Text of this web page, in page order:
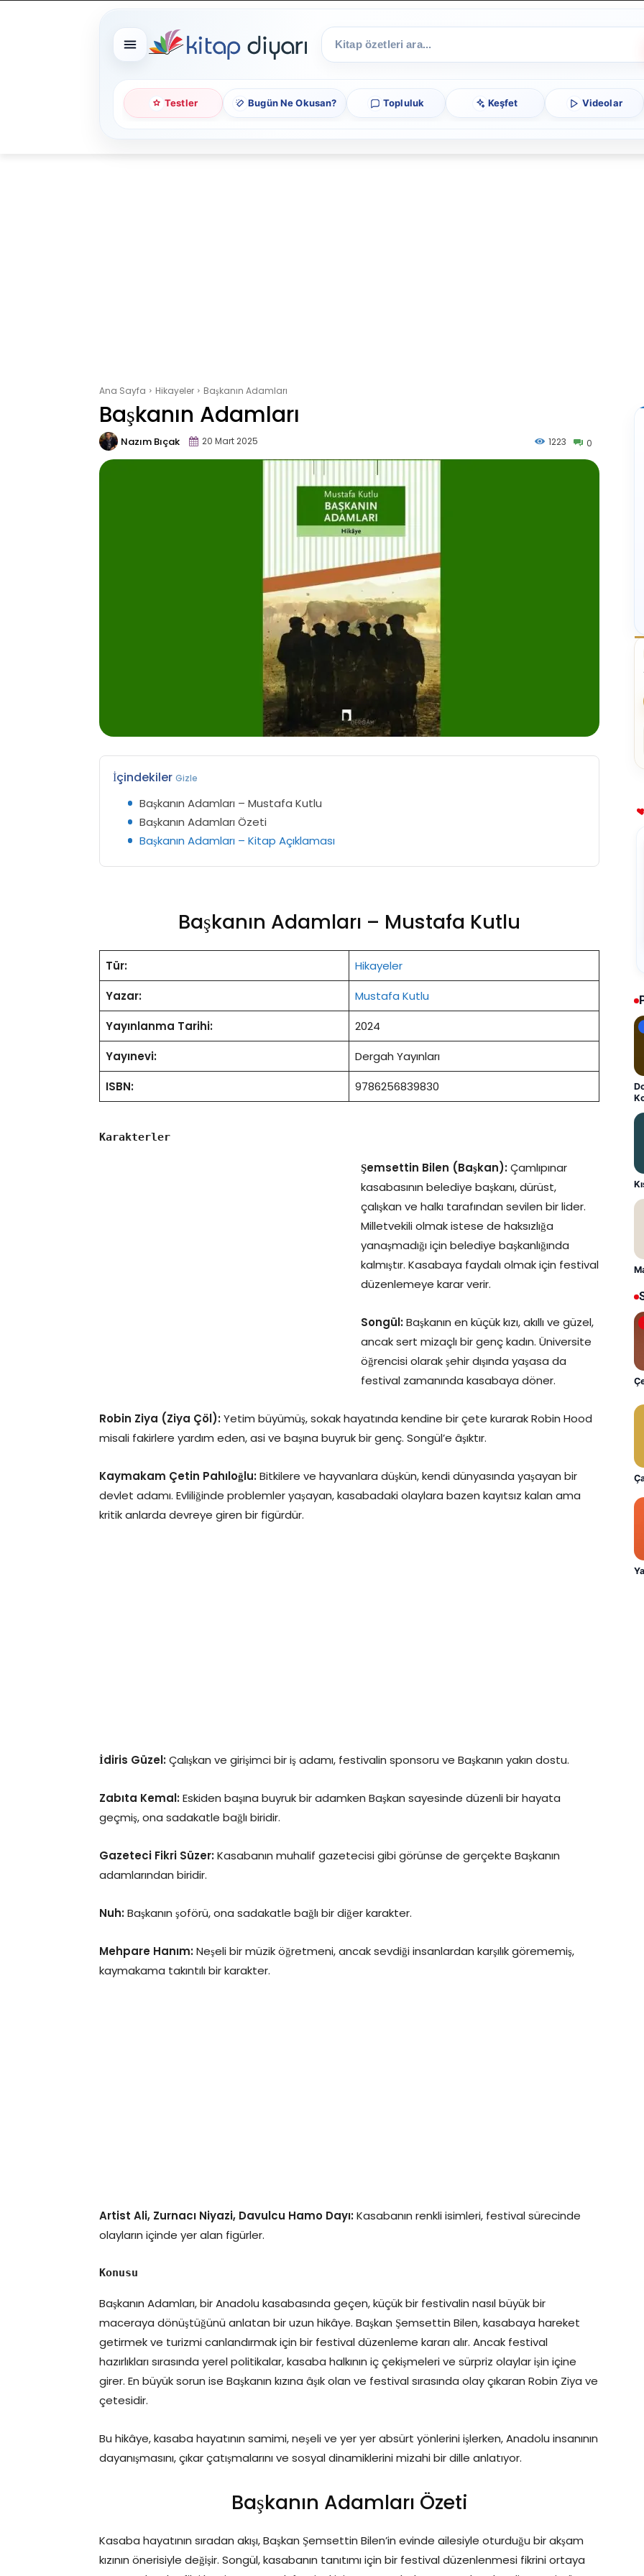
Testler Bugün Ne Okusan? Topluluk Keşfet Videolar
Ana Sayfa Hikayeler Başkanın Adamları
Başkanın Adamları
Nazım Bıçak 20 Mart 2025 0
1223
İçindekiler Gizle
Başkanın Adamları – Mustafa Kutlu
Başkanın Adamları Özeti
Başkanın Adamları – Kitap Açıklaması
Başkanın Adamları – Mustafa Kutlu
Tür:
Hikayeler
Yazar:
Mustafa Kutlu
Yayınlanma Tarihi:
2024
Yayınevi:
Dergah Yayınları
ISBN:
9786256839830
Karakterler
Şemsettin Bilen (Başkan):Çamlıpınar
kasabasının belediye başkanı, dürüst,
çalışkan ve halkı tarafından sevilen bir lider.
Milletvekili olmak istese de haksızlığa
yanaşmadığı için belediye başkanlığında
kalmıştır. Kasabaya faydalı olmak için festival
düzenlemeye karar verir.
Songül:Başkanın en küçük kızı, akıllı ve güzel,
ancak sert mizaçlı bir genç kadın. Üniversite
öğrencisi olarak şehir dışında yaşasa da
festival zamanında kasabaya döner.
Robin Ziya (Ziya Çöl):Yetim büyümüş, sokak hayatında kendine bir çete kurarak Robin Hood
misali fakirlere yardım eden, asi ve başına buyruk bir genç. Songül’e âşıktır.
Kaymakam Çetin Pahıloğlu:Bitkilere ve hayvanlara düşkün, kendi dünyasında yaşayan bir
devlet adamı. Evliliğinde problemler yaşayan, kasabadaki olaylara bazen kayıtsız kalan ama
kritik anlarda devreye giren bir figürdür.
İdiris Güzel:Çalışkan ve girişimci bir iş adamı, festivalin sponsoru ve Başkanın yakın dostu.
Zabıta Kemal:Eskiden başına buyruk bir adamken Başkan sayesinde düzenli bir hayata
geçmiş, ona sadakatle bağlı biridir.
Gazeteci Fikri Süzer:Kasabanın muhalif gazetecisi gibi görünse de gerçekte Başkanın
adamlarından biridir.
Nuh:Başkanın şoförü, ona sadakatle bağlı bir diğer karakter.
Mehpare Hanım:Neşeli bir müzik öğretmeni, ancak sevdiği insanlardan karşılık görememiş,
kaymakama takıntılı bir karakter.
Artist Ali, Zurnacı Niyazi, Davulcu Hamo Dayı:Kasabanın renkli isimleri, festival sürecinde
olayların içinde yer alan figürler.
Konusu
Başkanın Adamları, bir Anadolu kasabasında geçen, küçük bir festivalin nasıl büyük bir
maceraya dönüştüğünü anlatan bir uzun hikâye. Başkan Şemsettin Bilen, kasabaya hareket
getirmek ve turizmi canlandırmak için bir festival düzenleme kararı alır. Ancak festival
hazırlıkları sırasında yerel politikalar, kasaba halkının iç çekişmeleri ve sürpriz olaylar işin içine
girer. En büyük sorun ise Başkanın kızına âşık olan ve festival sırasında olay çıkaran Robin Ziya ve
çetesidir.
Bu hikâye, kasaba hayatının samimi, neşeli ve yer yer absürt yönlerini işlerken, Anadolu insanının
dayanışmasını, çıkar çatışmalarını ve sosyal dinamiklerini mizahi bir dille anlatıyor.
Başkanın Adamları Özeti
Kasaba hayatının sıradan akışı, Başkan Şemsettin Bilen’in evinde ailesiyle oturduğu bir akşam
kızının önerisiyle değişir. Songül, kasabanın tanıtımı için bir festival düzenlenmesi fikrini ortaya